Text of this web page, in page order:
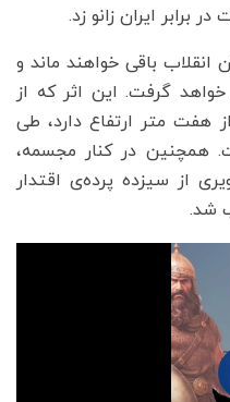
برابر ایران زانو زد.
روز در میدان انقلاب باقی خواهند ماند و
گرفت. این اثر که از
هفت متر ارتفاع دارد، طی
همچنین در کنار مجسمه،
از سیزده پرده‌ی اقتدار
شد.